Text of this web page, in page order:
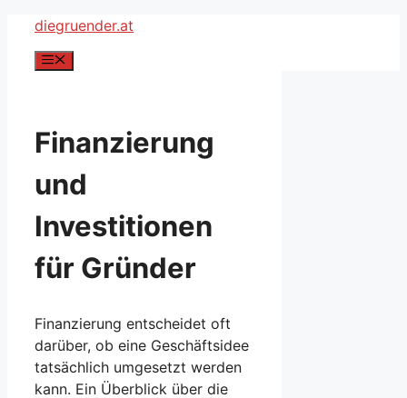
Zum
Inhalt
springen
diegruender.at
Menü
Finanzierung
und
Investitionen
für Gründer
Finanzierung entscheidet oft
darüber, ob eine Geschäftsidee
tatsächlich umgesetzt werden
kann. Ein Überblick über die